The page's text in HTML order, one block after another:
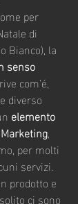
per
di
Bianco), la
senso
com’é,
diverso
elemento
,
per molti
servizi.
prodotto e
ci sono